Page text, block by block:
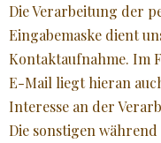
Die Verarbeitung der
Eingabemaske dient
Kontaktaufnahme. Im
E-Mail liegt hieran
Interesse an der
Die sonstigen während